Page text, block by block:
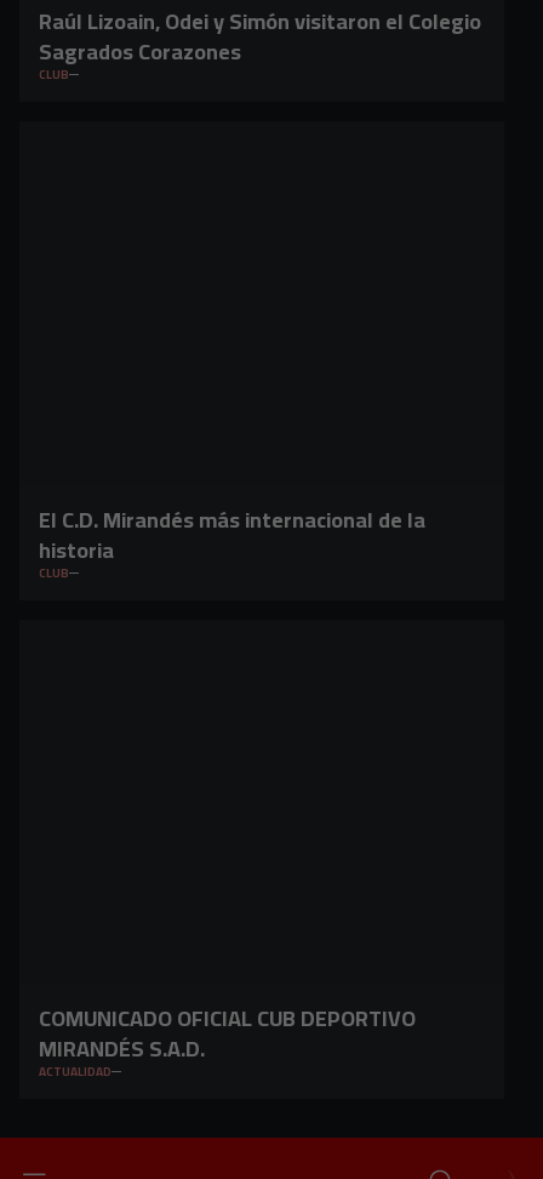
Raúl Lizoain, Odei y Simón visitaron el Colegio
Sagrados Corazones
CLUB
El C.D. Mirandés más internacional de la
historia
CLUB
COMUNICADO OFICIAL CUB DEPORTIVO
MIRANDÉS S.A.D.
ACTUALIDAD